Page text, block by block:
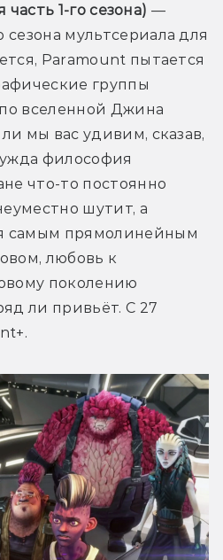
1-го сезона) —
мультсериала для
Paramount пытается
группы
вселенной Джина
мы вас удивим, сказав,
философия
что-то постоянно
шутит, а
самым прямолинейным
любовь к
поколению
ли привьёт. С 27